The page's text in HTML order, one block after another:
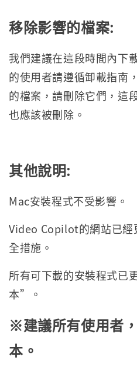
移除影響的檔案:
我們建議在這段時間內下
的使用者請遵循卸載指南
的檔案，請刪除它們，這
也應該被刪除。
其他說明:
Mac安裝程式不受影響。
Video Copilot的網站已經
全措施。
所有可下載的安裝程式已
本”。
※建議所有使用者
本。